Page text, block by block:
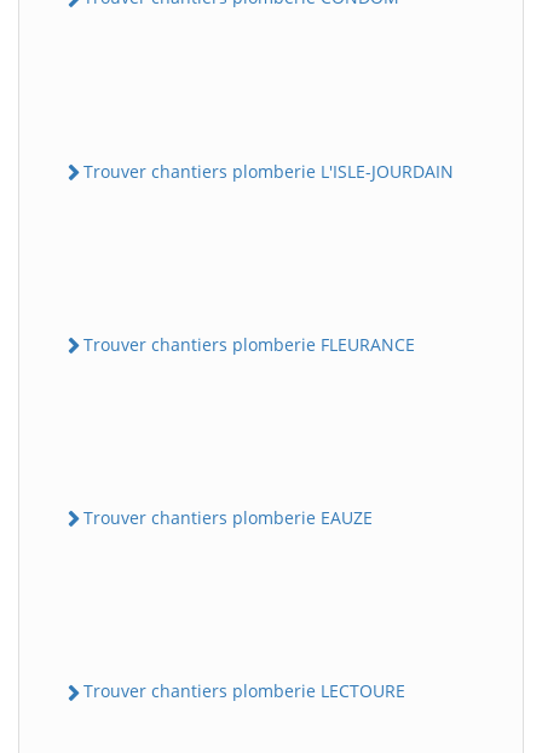
Trouver chantiers plomberie L'ISLE-JOURDAIN
Trouver chantiers plomberie FLEURANCE
Trouver chantiers plomberie EAUZE
Trouver chantiers plomberie LECTOURE